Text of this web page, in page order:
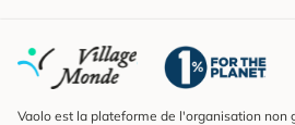
Vaolo est la plateforme de l'organisation non